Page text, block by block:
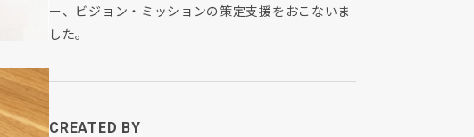
ー、ビジョン・ミッションの策定支援をおこないま
した。
CREATED BY